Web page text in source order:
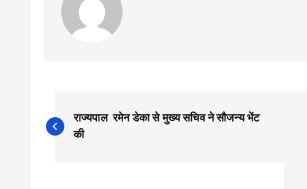
P
o
राज्यपाल रमेन डेका से मुख्य सचिव ने सौजन्य भेंट
की